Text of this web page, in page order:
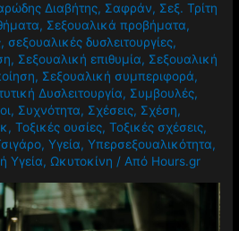
Διαβήτης, Σαφράν, Σεξ. Τρίτη
, Σεξουαλικά προβήματα,
,σεξουαλικές δυσλειτουργίες,
, Σεξουαλική επιθυμία, Σεξουαλική
, Σεξουαλική συμπεριφορά,
Δυσλειτουργία, Συμβουλές,
, Συχνότητα, Σχέσεις, Σχέση,
,Τοξικές ουσίες,Τοξικές σχέσεις,
,Υγεία,Υπερσεξουαλικότητα,
Υγεία, Ωκυτοκίνη / Από Hours.gr